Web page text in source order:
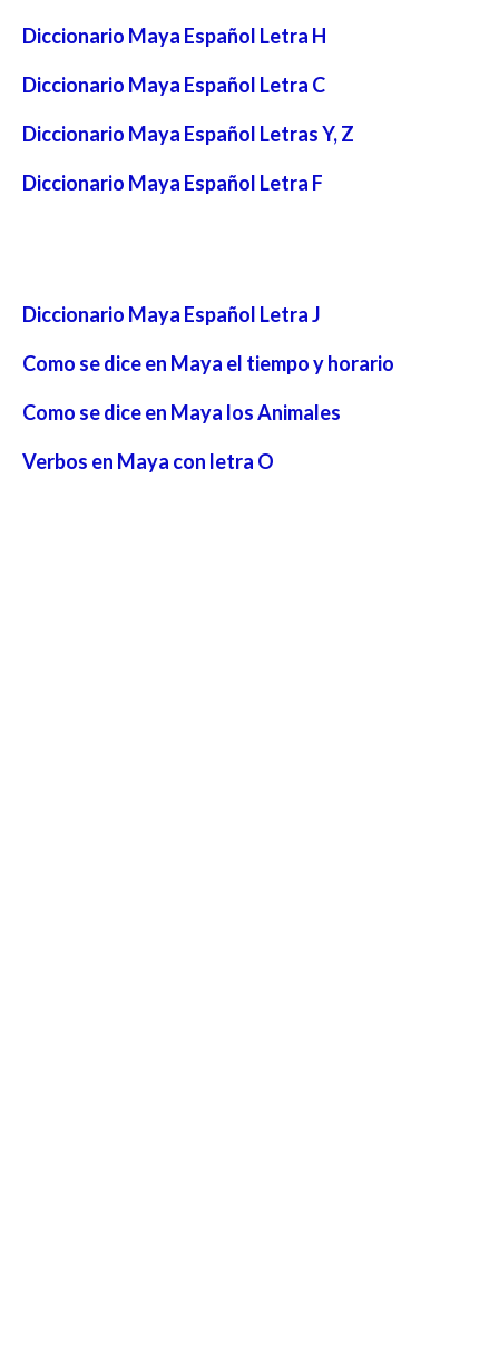
Diccionario Maya Español Letra H
Diccionario Maya Español Letra C
Diccionario Maya Español Letras Y, Z
Diccionario Maya Español Letra F
Diccionario Maya Español Letra J
Como se dice en Maya el tiempo y horario
Como se dice en Maya los Animales
Verbos en Maya con letra O